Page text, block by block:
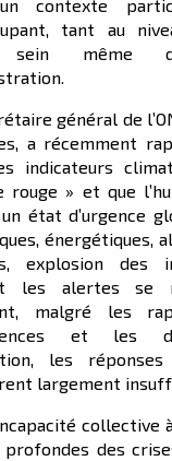
contexte
tant au
sein même
général de
a récemment
indicateurs
rouge » et que
état d’urgence
énergétiques,
explosion des
les alertes se
malgré les
et les
les
largement
collective
profondes des